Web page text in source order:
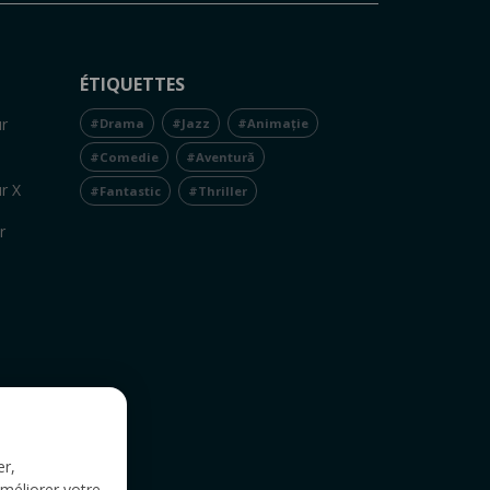
X
ÉTIQUETTES
#Drama #Jazz #Animație
#Comedie #Aventură
#Fantastic #Thriller